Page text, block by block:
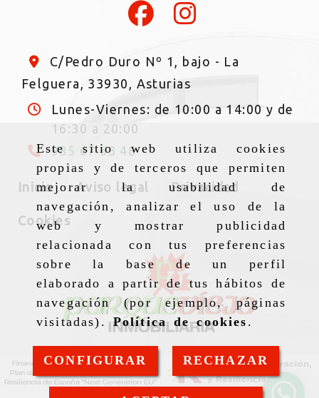
Este sitio web utiliza cookies
propias y de terceros que permiten
mejorar la usabilidad de
navegación, analizar el uso de la
web y mostrar publicidad
relacionada con tus preferencias
sobre la base de un perfil
elaborado a partir de tus hábitos de
navegación (por ejemplo, páginas
visitadas).Política de cookies .
CONFIGURAR RECHAZAR
C/Pedro Duro Nº 1, bajo - La
Felguera, 33930, Asturias
Lunes-Viernes: de 10:00 a 14:00 y de
16:30 a 20:00
985 67 63 48
Inicio Aviso legal Privacidad
Cookies